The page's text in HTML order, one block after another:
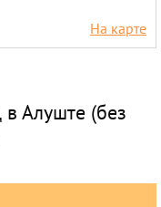
На карте
Алуште (без